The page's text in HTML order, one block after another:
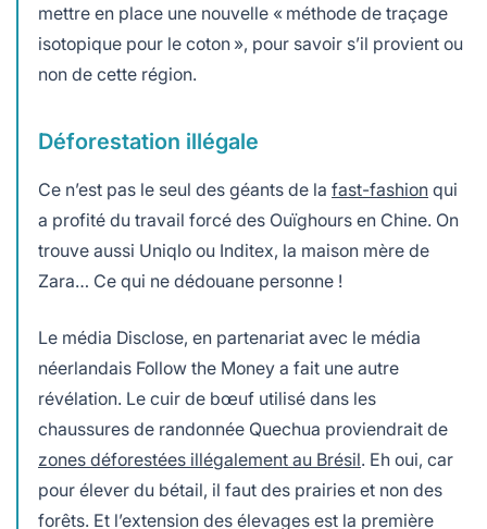
mettre en place une nouvelle « méthode de traçage
isotopique pour le coton », pour savoir s’il provient ou
non de cette région.
Déforestation illégale
Ce n’est pas le seul des géants de la fast-fashion qui
a profité du travail forcé des Ouïghours en Chine. On
trouve aussi Uniqlo ou Inditex, la maison mère de
Zara… Ce qui ne dédouane personne !
Le média Disclose, en partenariat avec le média
néerlandais Follow the Money a fait une autre
révélation. Le cuir de bœuf utilisé dans les
chaussures de randonnée Quechua proviendrait de
zones déforestées illégalement au Brésil. Eh oui, car
pour élever du bétail, il faut des prairies et non des
forêts. Et l’extension des élevages est la première